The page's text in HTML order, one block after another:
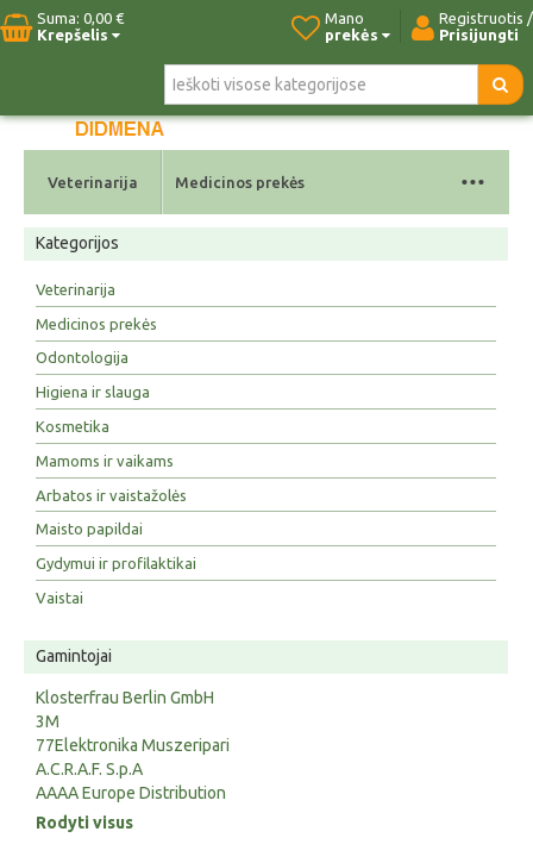
Suma: 0,00 €
Krepšelis
Registruotis /
Prisijungti
Mano
prekės
Pradžia Naujos prekės Kontaktai
Veterinarija Medicinos prekės ...
Kategorijos
Veterinarija
Medicinos prekės
Odontologija
Higiena ir slauga
Kosmetika
Mamoms ir vaikams
Arbatos ir vaistažolės
Maisto papildai
Gydymui ir profilaktikai
Vaistai
Gamintojai
Klosterfrau Berlin GmbH
3M
77Elektronika Muszeripari
A.C.R.A.F. S.p.A
AAAA Europe Distribution
Rodyti visus